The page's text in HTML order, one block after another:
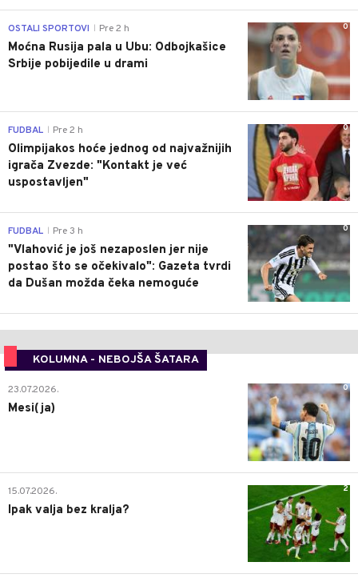
0
OSTALI SPORTOVI Pre 2 h
Moćna Rusija pala u Ubu: Odbojkašice
Srbije pobijedile u drami
0
FUDBAL Pre 2 h
Olimpijakos hoće jednog od najvažnijih
igrača Zvezde: "Kontakt je već
uspostavljen"
0
FUDBAL Pre 3 h
"Vlahović je još nezaposlen jer nije
postao što se očekivalo": Gazeta tvrdi
da Dušan možda čeka nemoguće
KOLUMNA - NEBOJŠA ŠATARA
0
23.07.2026.
Mesi(ja)
2
15.07.2026.
Ipak valja bez kralja?